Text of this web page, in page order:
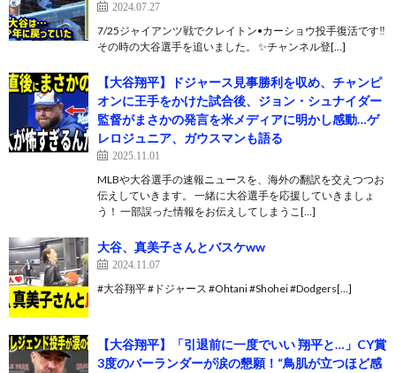
2024.07.27
7/25ジャイアンツ戦でクレイトン•カーショウ投手復活です‼️
その時の大谷選手を追いました。 ✨チャンネル登[…]
【大谷翔平】ドジャース見事勝利を収め、チャンピ
オンに王手をかけた試合後、ジョン・シュナイダー
監督がまさかの発言を米メディアに明かし感動…ゲ
レロジュニア、ガウスマンも語る
2025.11.01
MLBや大谷選手の速報ニュースを、海外の翻訳を交えつつお
伝えしていきます。 一緒に大谷選手を応援していきましょ
う！ 一部誤った情報をお伝えしてしまうこ[…]
大谷、真美子さんとバスケww
2024.11.07
#大谷翔平 #ドジャース #Ohtani #Shohei #Dodgers[…]
【大谷翔平】「引退前に一度でいい 翔平と…」CY賞
3度のバーランダーが涙の懇願！“鳥肌が立つほど感